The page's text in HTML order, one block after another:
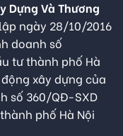
Dựng Và Thương
ngày 28/10/2016
doanh số
tư thành phố Hà
xây dựng của
số 360/QĐ-SXD
phố Hà Nội